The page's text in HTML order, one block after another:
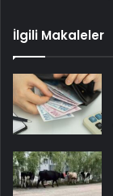
İlgili Makaleler